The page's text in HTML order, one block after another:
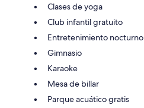
Clases de yoga
Club infantil gratuito
Entretenimiento nocturno
Gimnasio
Karaoke
Mesa de billar
Parque acuático gratis